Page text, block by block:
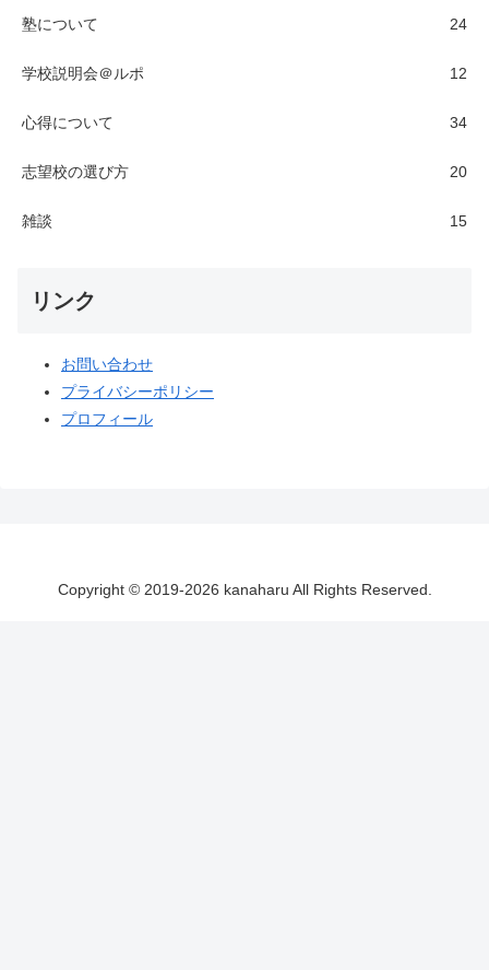
塾について 24
学校説明会＠ルポ 12
心得について 34
志望校の選び方 20
雑談 15
リンク
お問い合わせ
プライバシーポリシー
プロフィール
Copyright © 2019-2026 kanaharu All Rights Reserved.